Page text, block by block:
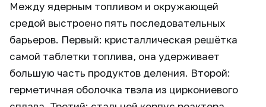
Между ядерным топливом и окружающей
средой выстроено пять последовательных
барьеров. Первый: кристаллическая решётка
самой таблетки топлива, она удерживает
большую часть продуктов деления. Второй:
герметичная оболочка твэла из циркониевого